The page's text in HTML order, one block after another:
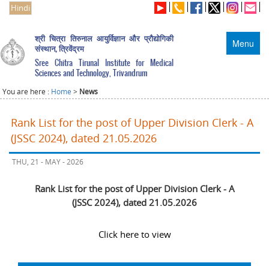
Hindi
Menu
श्री चित्रा तिरुनाल आयुर्विज्ञान और प्रौद्योगिकी
संस्थान, त्रिवेंद्रम
Sree Chitra Tirunal Institute for Medical
Sciences and Technology, Trivandrum
You are here : Home > News
Rank List for the post of Upper Division Clerk - A
(JSSC 2024), dated 21.05.2026
THU, 21 - MAY - 2026
Rank List for the post of Upper Division Clerk - A
(JSSC 2024), dated 21.05.2026
Click here to view